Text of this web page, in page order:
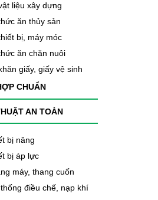
liệu xây dựng
ăn thủy sản
bị, máy móc
ăn chăn nuôi
giấy, giấy vệ sinh
CHUẨN
AN TOÀN
bị nâng
bị áp lực
máy, thang cuốn
điều chế, nạp khí